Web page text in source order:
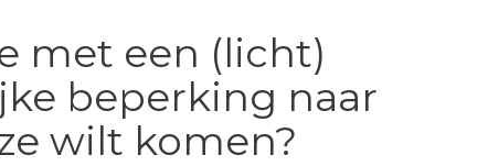
met een (licht)
beperking naar
wilt komen?